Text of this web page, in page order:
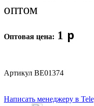
Контакты
Новости
оптом
Оптовая цена: 1 p
Артикул BE01374
Написать менеджеру в